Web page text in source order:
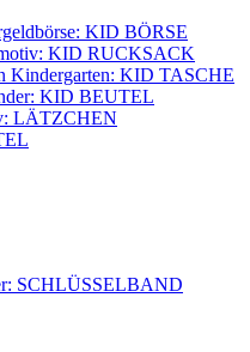
KID BÖRSE
KID RUCKSACK
Kindergarten: KID TASCHE
KID BEUTEL
LÄTZCHEN
SCHLÜSSELBAND